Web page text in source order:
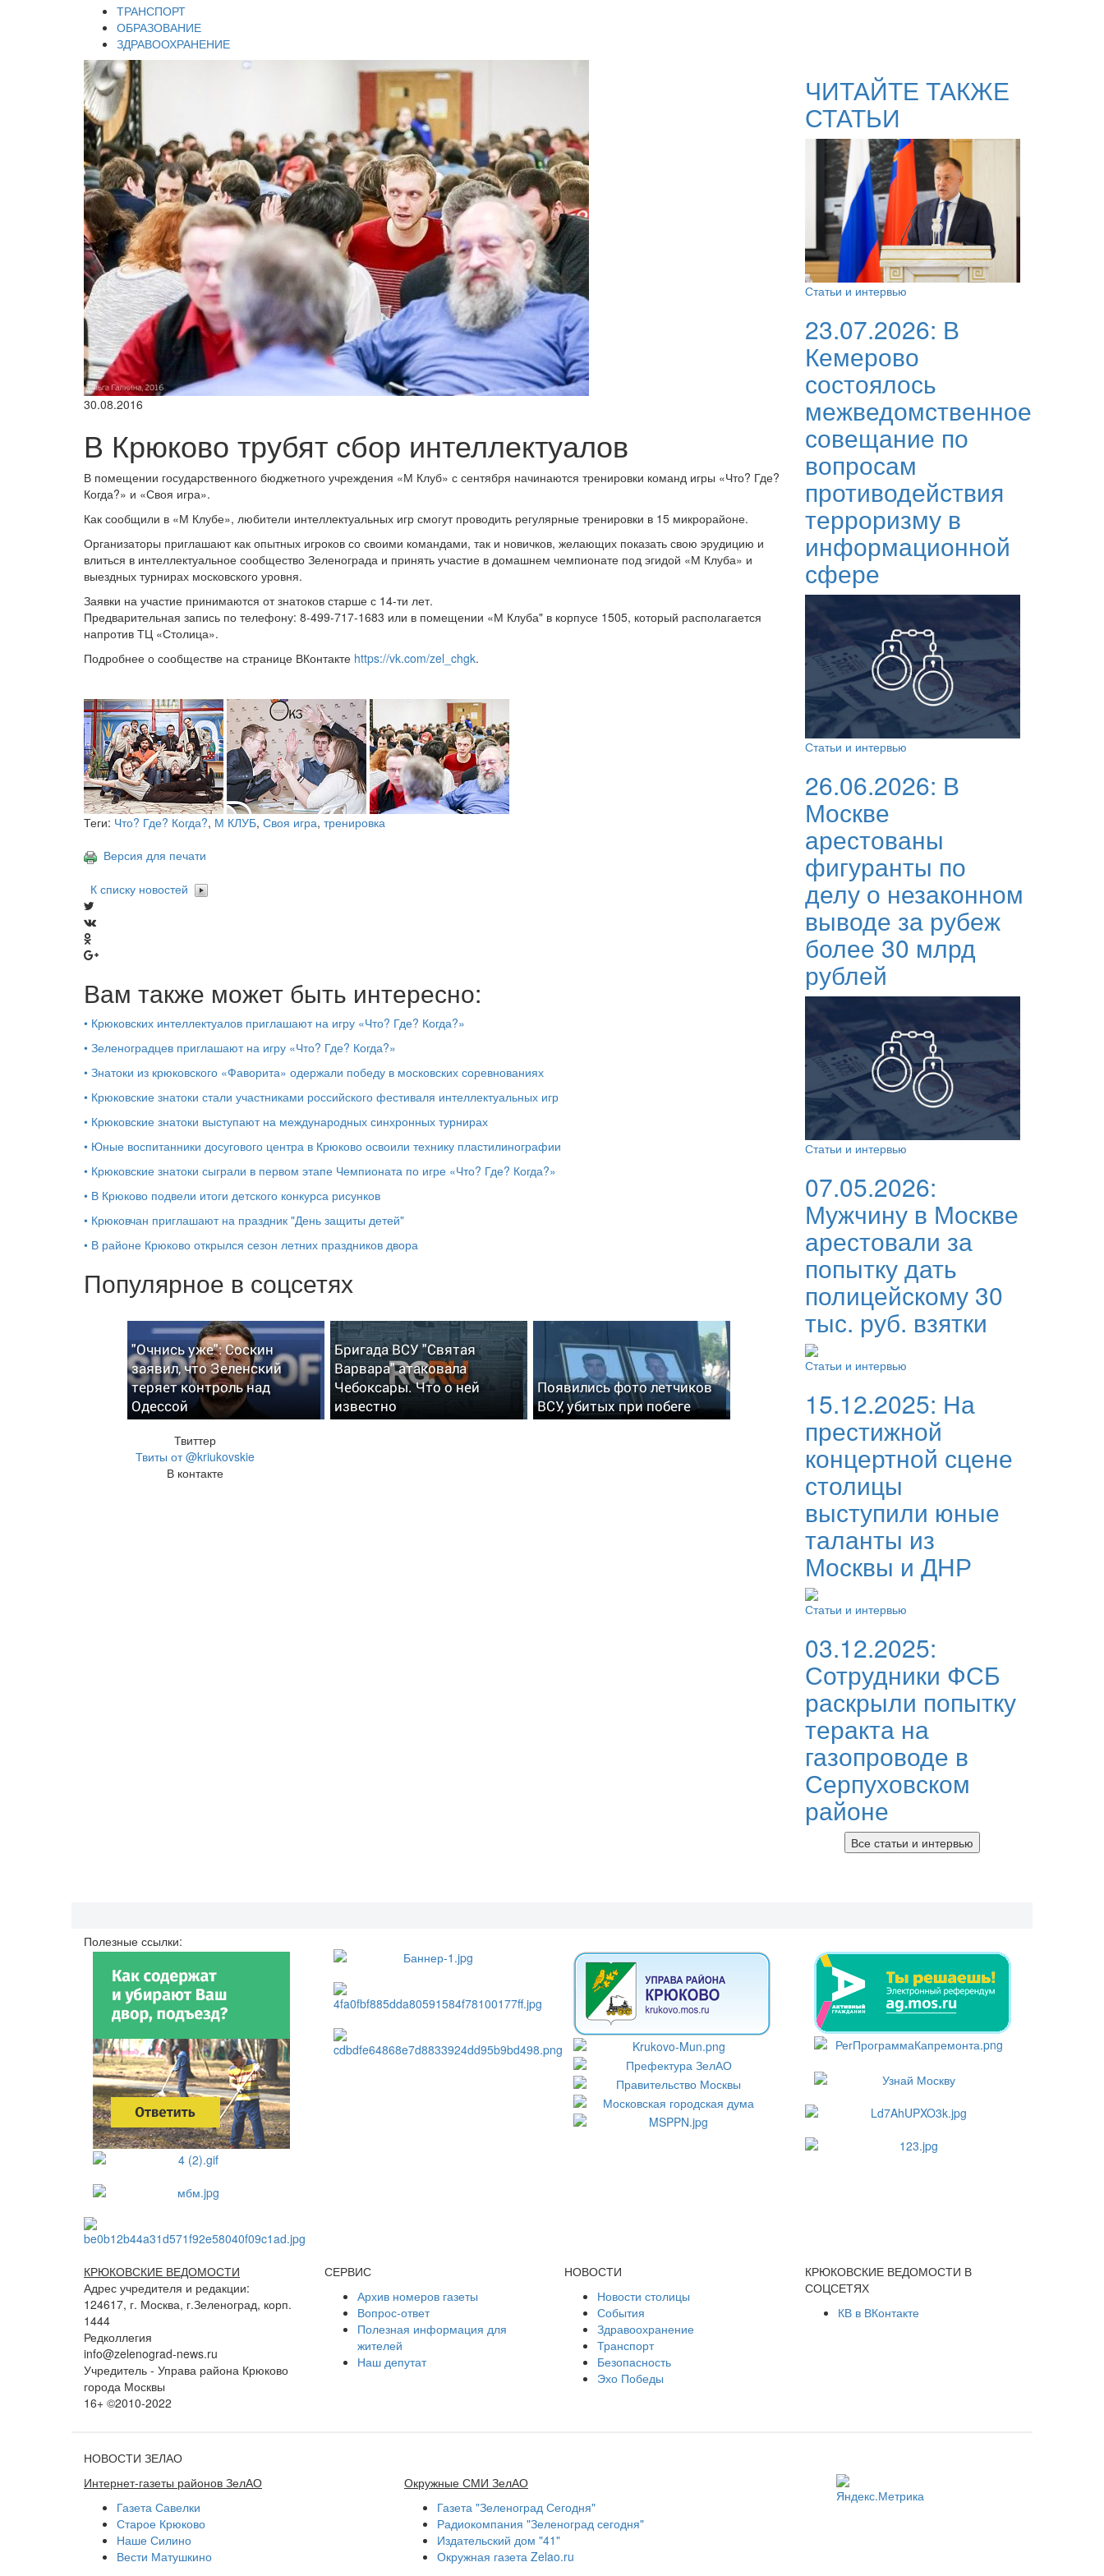
ТРАНСПОРТ
ОБРАЗОВАНИЕ
ЗДРАВООХРАНЕНИЕ
30.08.2016
В Крюково трубят сбор интеллектуалов
В помещении государственного бюджетного учреждения «М Клуб» с сентября начинаются тренировки команд игры «Что? Где?
Когда?» и «Своя игра».
Как сообщили в «М Клубе», любители интеллектуальных игр смогут проводить регулярные тренировки в 15 микрорайоне.
Организаторы приглашают как опытных игроков со своими командами, так и новичков, желающих показать свою эрудицию и
влиться в интеллектуальное сообщество Зеленограда и принять участие в домашнем чемпионате под эгидой «М Клуба» и
выездных турнирах московского уровня.
Заявки на участие принимаются от знатоков старше с 14-ти лет.
Предварительная запись по телефону: 8-499-717-1683 или в помещении «М Клуба" в корпусе 1505, который располагается
напротив ТЦ «Столица».
Подробнее о сообществе на странице ВКонтакте https://vk.com/zel_chgk.
Теги: Что? Где? Когда?, М КЛУБ, Своя игра, тренировка
Версия для печати
К списку новостей
Вам также может быть интересно:
• Крюковских интеллектуалов приглашают на игру «Что? Где? Когда?»
• Зеленоградцев приглашают на игру «Что? Где? Когда?»
• Знатоки из крюковского «Фаворита» одержали победу в московских соревнованиях
• Крюковские знатоки стали участниками российского фестиваля интеллектуальных игр
• Крюковские знатоки выступают на международных синхронных турнирах
• Юные воспитанники досугового центра в Крюково освоили технику пластилинографии
• Крюковские знатоки сыграли в первом этапе Чемпионата по игре «Что? Где? Когда?»
• В Крюково подвели итоги детского конкурса рисунков
• Крюковчан приглашают на праздник "День защиты детей"
• В районе Крюково открылся сезон летних праздников двора
Популярное в соцсетях
"Очнись уже": Соскин
заявил, что Зеленский
теряет контроль над
Одессой
Бригада ВСУ "Святая
Варвара" атаковала
Чебоксары. Что о ней
известно
Появились фото летчиков
ВСУ, убитых при побеге
Твиттер
Твиты от @kriukovskie
В контакте
ЧИТАЙТЕ ТАКЖЕ
СТАТЬИ
Статьи и интервью
23.07.2026: В
Кемерово
состоялось
межведомственное
совещание по
вопросам
противодействия
терроризму в
информационной
сфере
Статьи и интервью
26.06.2026: В
Москве
арестованы
фигуранты по
делу о незаконном
выводе за рубеж
более 30 млрд
рублей
Статьи и интервью
07.05.2026:
Мужчину в Москве
арестовали за
попытку дать
полицейскому 30
тыс. руб. взятки
Статьи и интервью
15.12.2025: На
престижной
концертной сцене
столицы
выступили юные
таланты из
Москвы и ДНР
Статьи и интервью
03.12.2025:
Сотрудники ФСБ
раскрыли попытку
теракта на
газопроводе в
Серпуховском
районе
Все статьи и интервью
Полезные ссылки:
КРЮКОВСКИЕ ВЕДОМОСТИ
Адрес учредителя и редакции:
124617, г. Москва, г.Зеленоград, корп.
1444
Редколлегия
info@zelenograd-news.ru
Учредитель - Управа района Крюково
города Москвы
16+ ©2010-2022
СЕРВИС
Архив номеров газеты
Вопрос-ответ
Полезная информация для
жителей
Наш депутат
НОВОСТИ
Новости столицы
События
Здравоохранение
Транспорт
Безопасность
Эхо Победы
КРЮКОВСКИЕ ВЕДОМОСТИ В
СОЦСЕТЯХ
КВ в ВКонтакте
НОВОСТИ ЗЕЛАО
Интернет-газеты районов ЗелАО
Газета Савелки
Старое Крюково
Наше Силино
Вести Матушкино
Окружные СМИ ЗелАО
Газета "Зеленоград Сегодня"
Радиокомпания "Зеленоград сегодня"
Издательский дом "41"
Окружная газета Zelao.ru